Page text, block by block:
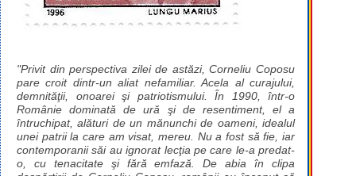
"Privit din perspectiva zilei de astăzi, Corneliu Coposu
pare croit dintr-un aliat nefamiliar. Acela al curajului,
demnităţii, onoarei şi patriotismului. În 1990, într-o
Românie dominată de ură şi de resentiment, el a
întruchipat, alături de un mănunchi de oameni, idealul
unei patrii la care am visat, mereu. Nu a fost să fie, iar
contemporanii săi au ignorat lecţia pe care le-a predat-
o, cu tenacitate şi fără emfază. De abia în clipa